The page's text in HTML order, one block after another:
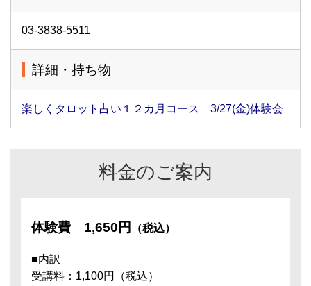
03-3838-5511
詳細・持ち物
楽しくタロット占い１２カ月コース 3/27(金)体験会
料金のご案内
体験費 1,650円 （税込）
■内訳
受講料：1,100円（税込）